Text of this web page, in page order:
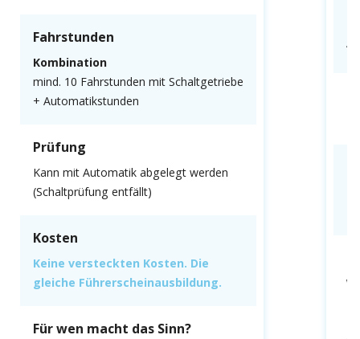
Fahrstunden
Kombination
mind. 10 Fahrstunden mit Schaltgetriebe
+ Automatikstunden
Prüfung
Kann mit Automatik abgelegt werden
(Schaltprüfung entfällt)
Kosten
Keine versteckten Kosten. Die
gleiche Führerscheinausbildung.
Für wen macht das Sinn?